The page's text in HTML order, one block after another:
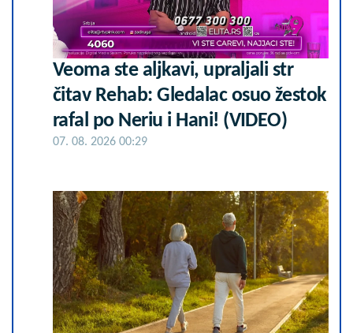
Veoma ste aljkavi, upraljali str
čitav Rehab: Gledalac osuo žestok
rafal po Neriu i Hani! (VIDEO)
07. 08. 2026 00:29